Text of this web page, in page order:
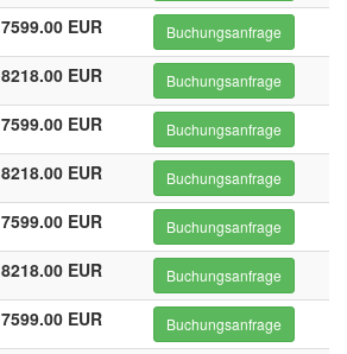
7599.00 EUR Buchungsanfrage
8218.00 EUR Buchungsanfrage
7599.00 EUR Buchungsanfrage
8218.00 EUR Buchungsanfrage
7599.00 EUR Buchungsanfrage
8218.00 EUR Buchungsanfrage
7599.00 EUR Buchungsanfrage